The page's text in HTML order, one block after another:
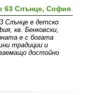
63 Слънце, София
Слънце е детско
кв. Бенковски,
е с богата
традиции и
достойно